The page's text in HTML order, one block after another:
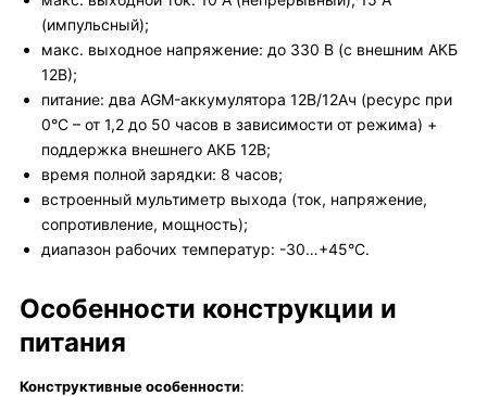
(импульсный);
макс. выходное напряжение: до 330 В (с внешним АКБ
12В);
питание: два AGM-аккумулятора 12В/12Ач (ресурс при
0°C – от 1,2 до 50 часов в зависимости от режима) +
поддержка внешнего АКБ 12В;
время полной зарядки: 8 часов;
встроенный мультиметр выхода (ток, напряжение,
сопротивление, мощность);
диапазон рабочих температур: -30…+45°С.
Особенности конструкции и
питания
Конструктивные особенности: